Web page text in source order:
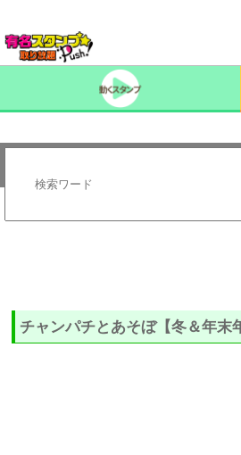
チャンパチとあそぼ【冬＆年末